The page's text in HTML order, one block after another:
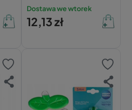
Fioletowy Turkusowy
Złoty Kidea
Dostawa we wtorek
12,13 zł